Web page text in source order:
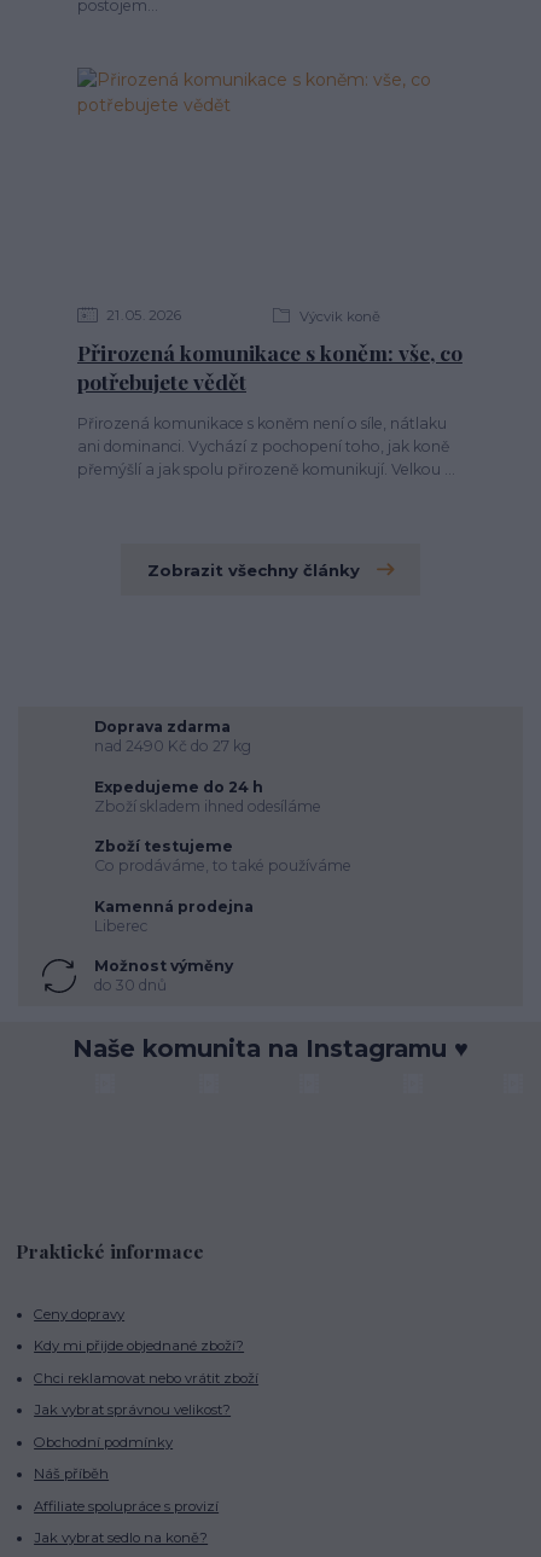
postojem...
21 05 2026 Výcvik koně
Přirozená komunikace s koněm: vše, co
potřebujete vědět
Přirozená komunikace s koněm není o síle, nátlaku
ani dominanci. Vychází z pochopení toho, jak koně
přemýšlí a jak spolu přirozeně komunikují. Velkou ...
Zobrazit všechny články
Doprava zdarma
nad 2490 Kč do 27 kg
Expedujeme do 24 h
Zboží skladem ihned odesíláme
Zboží testujeme
Co prodáváme, to také používáme
Kamenná prodejna
Liberec
Možnost výměny
do 30 dnů
Naše komunita na Instagramu ♥
Praktické informace
Ceny dopravy
Kdy mi přijde objednané zboží?
Chci reklamovat nebo vrátit zboží
Jak vybrat správnou velikost?
Obchodní podmínky
Náš příběh
Affiliate spolupráce s provizí
Jak vybrat sedlo na koně?